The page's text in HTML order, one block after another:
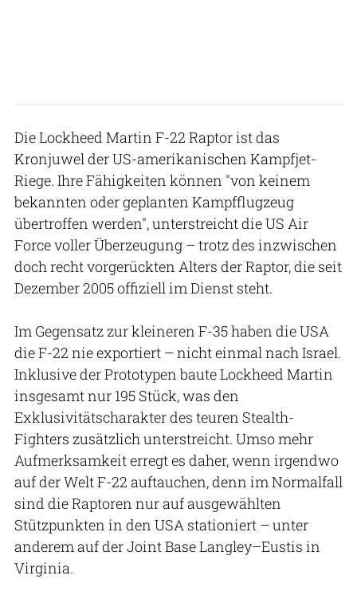
Die Lockheed Martin F-22 Raptor ist das
Kronjuwel der US-amerikanischen Kampfjet-
Riege. Ihre Fähigkeiten können "von keinem
bekannten oder geplanten Kampfflugzeug
übertroffen werden", unterstreicht die US Air
Force voller Überzeugung – trotz des inzwischen
doch recht vorgerückten Alters der Raptor, die seit
Dezember 2005 offiziell im Dienst steht.
Im Gegensatz zur kleineren F-35 haben die USA
die F-22 nie exportiert – nicht einmal nach Israel.
Inklusive der Prototypen baute Lockheed Martin
insgesamt nur 195 Stück, was den
Exklusivitätscharakter des teuren Stealth-
Fighters zusätzlich unterstreicht. Umso mehr
Aufmerksamkeit erregt es daher, wenn irgendwo
auf der Welt F-22 auftauchen, denn im Normalfall
sind die Raptoren nur auf ausgewählten
Stützpunkten in den USA stationiert – unter
anderem auf der Joint Base Langley–Eustis in
Virginia.